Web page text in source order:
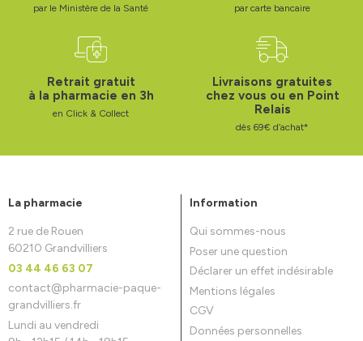
par le Ministère de la Santé par carte bancaire
Retrait gratuit
à la pharmacie en 3h
en Click & Collect
Livraisons gratuites
chez vous ou en Point
Relais
dès 69€ d’achat*
La pharmacie
2 rue de Rouen
60210 Grandvilliers
03 44 46 63 07
contact@pharmacie-paque-
grandvilliers.fr
Lundi au vendredi
Information
Qui sommes-nous
Poser une question
Déclarer un effet indésirable
Mentions légales
CGV
Données personnelles